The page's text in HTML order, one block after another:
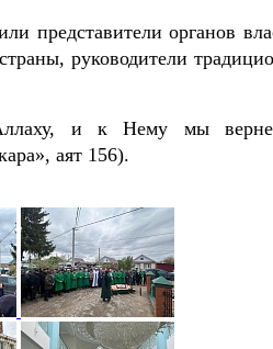
представители органов
руководители
и к Нему мы
аят 156).